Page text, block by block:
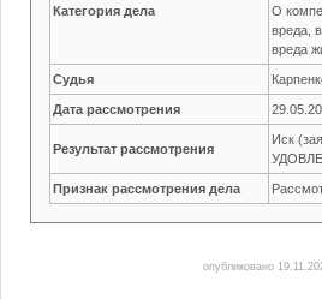
Категория дела
О
вреда,
вреда
Судья
Дата рассмотрения
Результат рассмотрения
Иск
Признак рассмотрения дела
опубликовано